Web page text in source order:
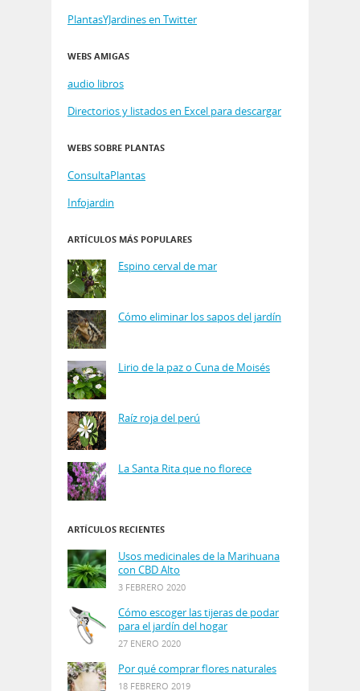
PlantasYJardines en Twitter
WEBS AMIGAS
audio libros
Directorios y listados en Excel para descargar
WEBS SOBRE PLANTAS
ConsultaPlantas
Infojardin
ARTÍCULOS MÁS POPULARES
Espino cerval de mar
Cómo eliminar los sapos del jardín
Lirio de la paz o Cuna de Moisés
Raíz roja del perú
La Santa Rita que no florece
ARTÍCULOS RECIENTES
Usos medicinales de la Marihuana
con CBD Alto
3 FEBRERO 2020
Cómo escoger las tijeras de podar
para el jardín del hogar
27 ENERO 2020
Por qué comprar flores naturales
18 FEBRERO 2019